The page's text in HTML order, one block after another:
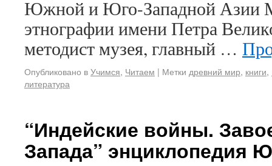
Южной и Юго-Западной Азии
этнографии имени Петра
методист музея, главный …
Опубликовано вУчимся, Читаем | Метки древний мир, книги,
литература
“Индейские войны.
Запада” энциклопедия